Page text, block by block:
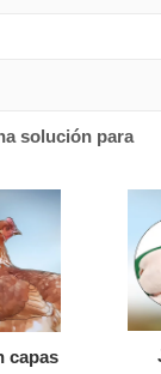
solución para
capas